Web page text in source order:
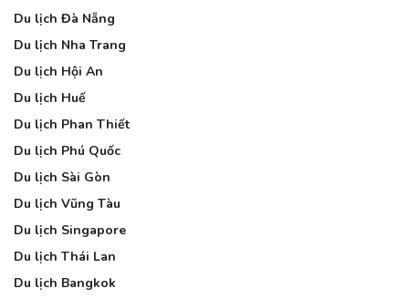
Du lịch Đà Nẵng
Du lịch Nha Trang
Du lịch Hội An
Du lịch Huế
Du lịch Phan Thiết
Du lịch Phú Quốc
Du lịch Sài Gòn
Du lịch Vũng Tàu
Du lịch Singapore
Du lịch Thái Lan
Du lịch Bangkok